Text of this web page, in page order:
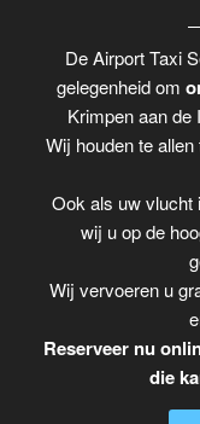
De Airport Taxi
gelegenheid om
Krimpen aan de
Wij houden te
Ook als uw vlucht
wij u op de
Wij vervoeren u
Reserveer nu
die